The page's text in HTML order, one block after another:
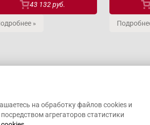
43 132 руб.
»
на обработку файлов cookies и
агрегаторов статистики